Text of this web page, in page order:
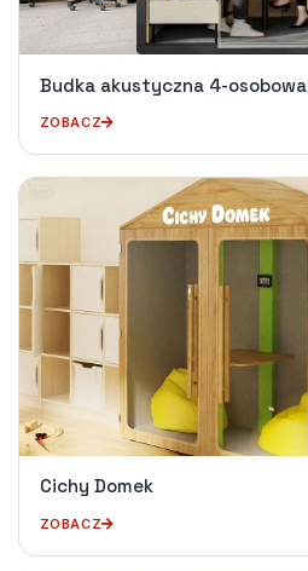
Budka akustyczna 4-osobowa
ZOBACZ
Cichy Domek
ZOBACZ